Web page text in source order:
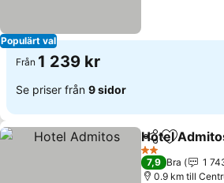
Populärt val
Från 1 239 kr
Se priser från 9 sidor
Dela Lägg till i
Hotel
2 Stjärnor
7,9 Bra
1
0.9 km till